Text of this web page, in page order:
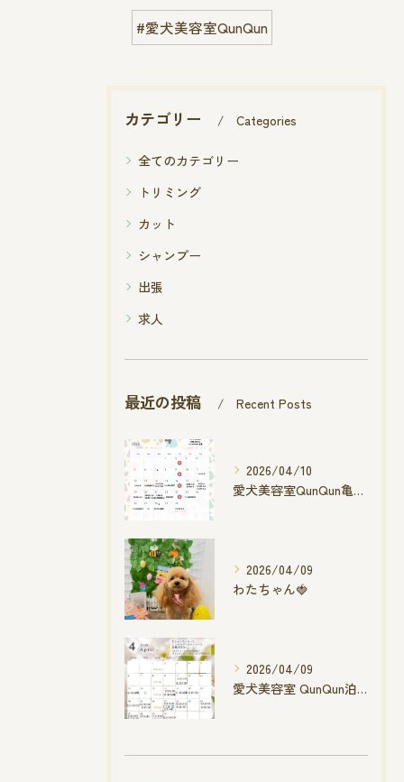
#愛犬美容室QunQun
カテゴリー Categories
全てのカテゴリー
トリミング
カット
シャンプー
出張
求人
最近の投稿 Recent Posts
2026/04/10
愛犬美容室QunQun亀山エコー店
2026/04/09
わたちゃん🍓
2026/04/09
愛犬美容室 QunQun泊店 4月空き状況です